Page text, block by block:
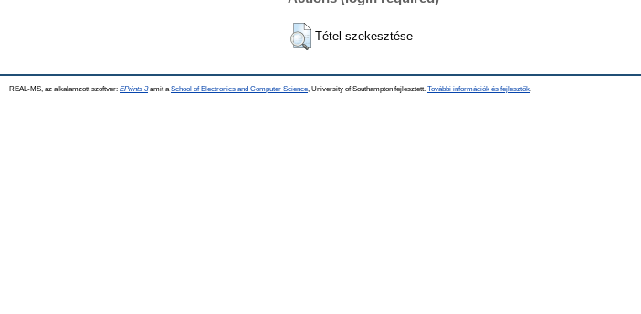
Tétel szekesztése
REAL-MS, az alkalamzott szoftver: EPrints 3amit a School of Electronics and Computer Science , University of Southampton fejlesztett. További információk és fejlesztők